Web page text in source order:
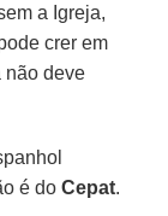
a Igreja,
crer em
não deve
é doCepat.